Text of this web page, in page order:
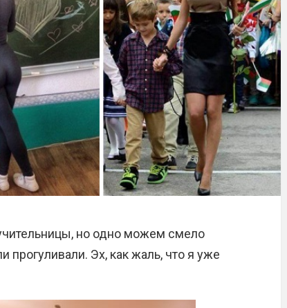
но одно можем смело
Эх, как жаль, что я уже